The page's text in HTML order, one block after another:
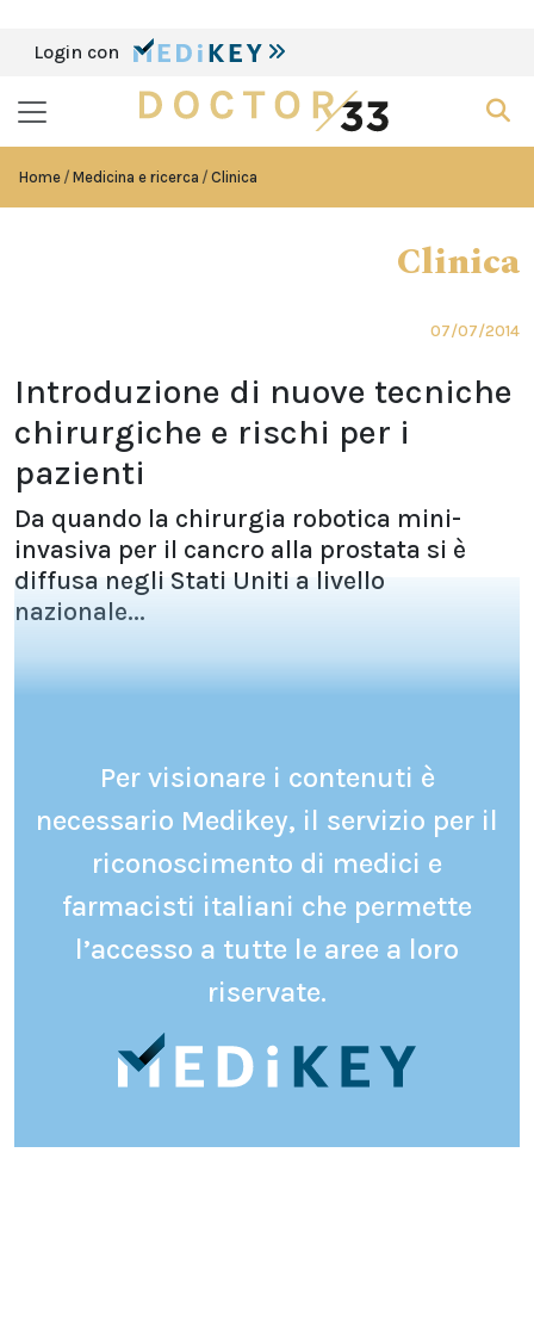
Login con
Home Medicina e ricerca Clinica
Clinica
07/07/2014
Introduzione di nuove tecniche
chirurgiche e rischi per i
pazienti
Da quando la chirurgia robotica mini-
invasiva per il cancro alla prostata si è
diffusa negli Stati Uniti a livello
nazionale...
Per visionare i contenuti è
necessario Medikey, il servizio per il
riconoscimento di medici e
farmacisti italiani che permette
l’accesso a tutte le aree a loro
riservate.